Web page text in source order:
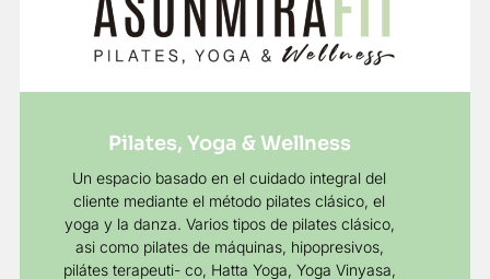
Pilates, Yoga & Wellness
Un espacio basado en el cuidado integral del
cliente mediante el método pilates clásico, el
yoga y la danza. Varios tipos de pilates clásico,
asi como pilates de máquinas, hipopresivos,
pilátes terapeuti- co, Hatta Yoga, Yoga Vinyasa,